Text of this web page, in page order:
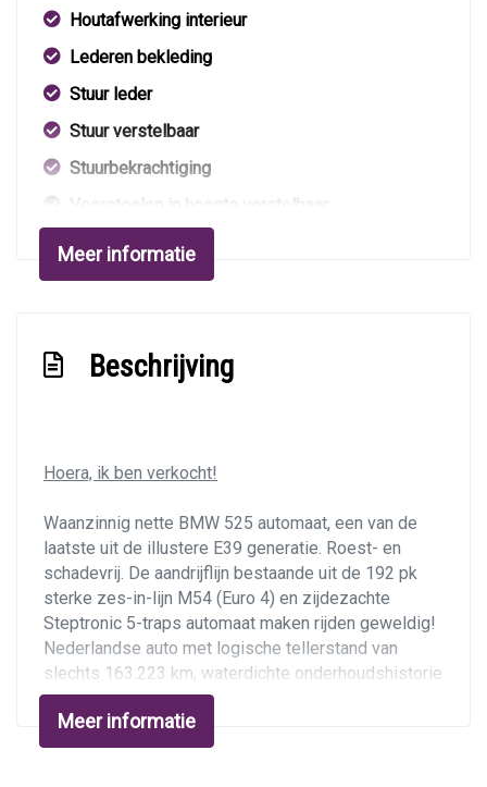
Houtafwerking interieur
Lederen bekleding
Stuur leder
Stuur verstelbaar
Stuurbekrachtiging
Voorstoelen in hoogte verstelbaar
Voorstoelen verwarmd
Exterieur
verwarmbaar
Lichtmetalen velgen 16" met brede banden
Metaalkleur
Mistlampen voor
Trekhaak
Overige
Anti doorslip regeling
Meer informatie
Beschrijving
Hoera, ik ben verkocht!
Waanzinnig nette BMW 525 automaat, een van de
laatste uit de illustere E39 generatie. Roest- en
schadevrij. De aandrijflijn bestaande uit de 192 pk
sterke zes-in-lijn M54 (Euro 4) en zijdezachte
Steptronic 5-traps automaat maken rijden geweldig!
Nederlandse auto met logische tellerstand van
slechts 163.223 km, waterdichte onderhoudshistorie
met boekje en veel recente facturen. Onder andere
automaat gespoeld en Vanos+Disaklep vernieuwd.
Mooie Exclusive Edition uitvoering met alle
Meer informatie